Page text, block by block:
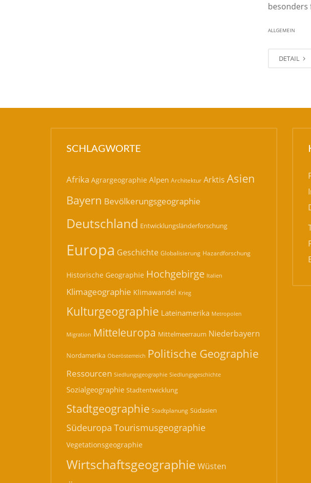
ALLGEMEIN
DETAIL
SCHLAGWORTE
Afrika Agrargeographie Alpen Architektur Arktis Asien
Bayern Bevölkerungsgeographie
Deutschland Entwicklungsländerforschung
Europa Geschichte Globalisierung Hazardforschung
Historische Geographie Hochgebirge Italien
Klimageographie Klimawandel Krieg
Kulturgeographie Lateinamerika Metropolen
Migration Mitteleuropa Mittelmeerraum Niederbayern
Nordamerika Oberösterreich Politische Geographie
Ressourcen Siedlungsgeographie Siedlungsgeschichte
Sozialgeographie Stadtentwicklung
Stadtgeographie Stadtplanung Südasien
Südeuropa Tourismusgeographie
Vegetationsgeographie
Wirtschaftsgeographie Wüsten